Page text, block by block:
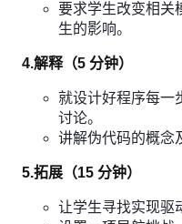
要求学生改变相关
生的影响。
4.解释（5 分钟）
就设计好程序每一
讨论。
讲解伪代码的概念
5.拓展（15 分钟）
让学生寻找实现驱